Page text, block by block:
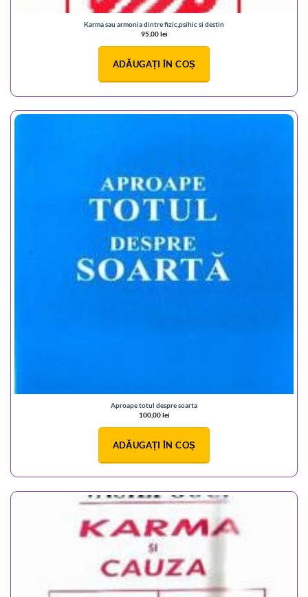
Karma sau armonia dintre fizic,psihic si destin
95,00lei
ADĂUGAȚI ÎN COȘ
Aproape totul despre soarta
100,00lei
ADĂUGAȚI ÎN COȘ